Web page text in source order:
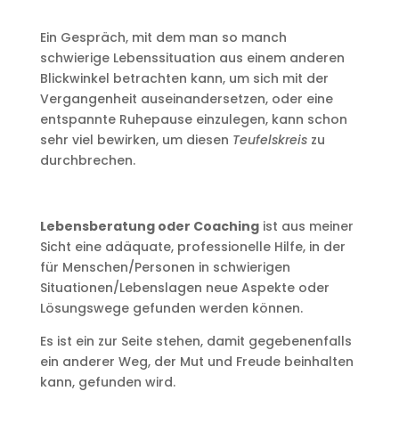
Ein Gespräch, mit dem man so manch
schwierige Lebenssituation aus einem anderen
Blickwinkel betrachten kann, um sich mit der
Vergangenheit auseinandersetzen, oder eine
entspannte Ruhepause einzulegen, kann schon
sehr viel bewirken, um diesen Teufelskreiszu
durchbrechen.
Lebensberatung oder Coachingist aus meiner
Sicht eine adäquate, professionelle Hilfe, in der
für Menschen/Personen in schwierigen
Situationen/Lebenslagen neue Aspekte oder
Lösungswege gefunden werden können.
Es ist ein zur Seite stehen, damit gegebenenfalls
ein anderer Weg, der Mut und Freude beinhalten
kann, gefunden wird.